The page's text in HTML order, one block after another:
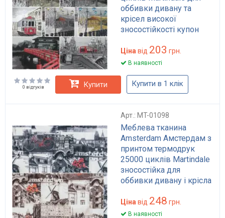
оббивки дивану та
крісел високої
зносостійкості купон
Ціна від 203 грн.
В наявності
0 відгуків Купити Купити в 1 клік
Арт.: MT-01098
Меблева тканина
Amsterdam Амстердам з
принтом термодрук
25000 циклів Martindale
зносостійка для
оббивки дивану і крісла
графіт
Ціна від 248 грн.
В наявності